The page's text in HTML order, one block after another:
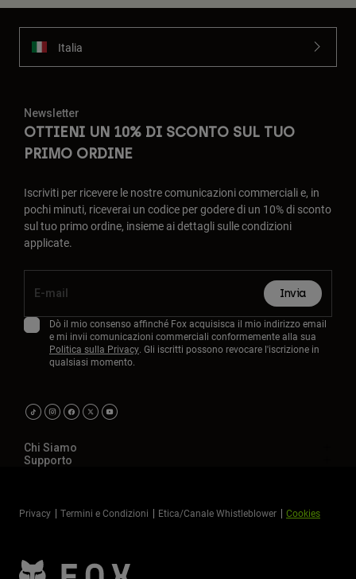
Italia
Newsletter
OTTIENI UN 10% DI SCONTO SUL TUO
PRIMO ORDINE
Iscriviti per ricevere le nostre comunicazioni commerciali e, in
pochi minuti, riceverai un codice per godere di un 10% di sconto
sul tuo primo ordine, insieme ai dettagli sulle condizioni
applicate.
Invia
Dò il mio consenso affinché Fox acquisisca il mio indirizzo email
e mi invii comunicazioni commerciali conformemente alla sua
Politica sulla Privacy. Gli iscritti possono revocare l'iscrizione in
qualsiasi momento.
Chi Siamo
Supporto
Privacy Termini e Condizioni Etica/Canale Whistleblower Cookies